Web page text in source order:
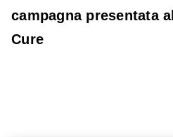
campagna presentata
Cure